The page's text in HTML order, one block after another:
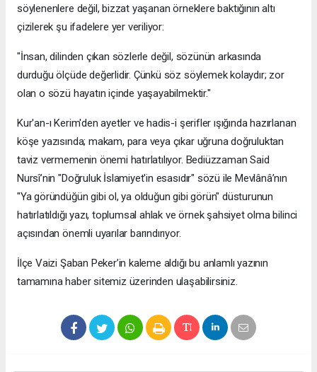
söylenenlere değil, bizzat yaşanan örneklere baktığının altı
çizilerek şu ifadelere yer veriliyor:
​"İnsan, dilinden çıkan sözlerle değil, sözünün arkasında
durduğu ölçüde değerlidir. Çünkü söz söylemek kolaydır; zor
olan o sözü hayatın içinde yaşayabilmektir."
​Kur'an-ı Kerim'den ayetler ve hadis-i şerifler ışığında hazırlanan
köşe yazısında; makam, para veya çıkar uğruna doğruluktan
taviz vermemenin önemi hatırlatılıyor. Bediüzzaman Said
Nursî’nin "Doğruluk İslamiyet'in esasıdır" sözü ile Mevlânâ’nın
"Ya göründüğün gibi ol, ya olduğun gibi görün" düsturunun
hatırlatıldığı yazı, toplumsal ahlak ve örnek şahsiyet olma bilinci
açısından önemli uyarılar barındırıyor.
​İlçe Vaizi Şaban Peker’in kaleme aldığı bu anlamlı yazının
tamamına haber sitemiz üzerinden ulaşabilirsiniz.